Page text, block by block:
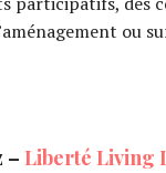
ou
– Liberté Living